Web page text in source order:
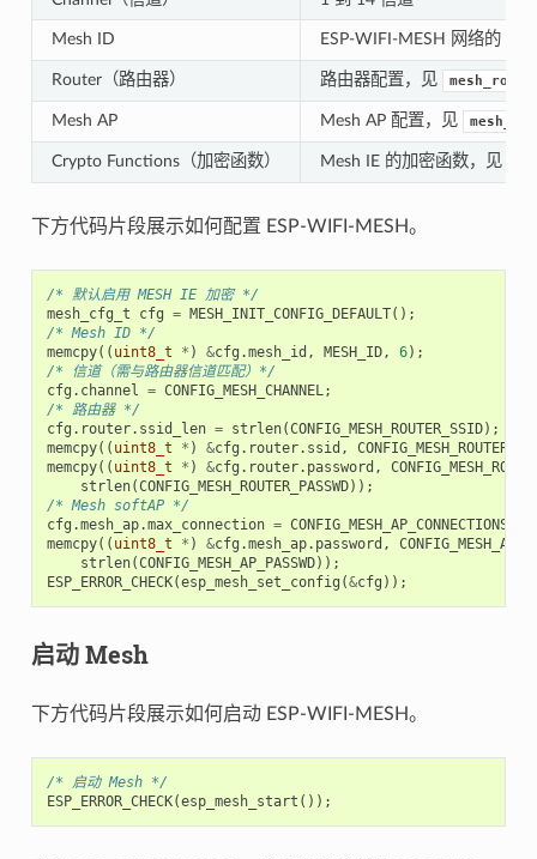
Mesh ID ESP-WIFI-MESH 网络的 ID
Router（路由器） 路由器配置，见
Mesh AP Mesh AP 配置，见
Crypto Functions（加密函数） Mesh IE 的加密函数，见
下方代码片段展示如何配置 ESP-WIFI-MESH。
/* 默认启用 MESH IE 加密 */
mesh_cfg_t
cfg = MESH_INIT_CONFIG_DEFAULT();
/* Mesh ID */
memcpy(( uint8_t * ) &cfg .mesh_id , MESH_ID, 6);
/* 信道（需与路由器信道匹配）*/
cfg . channel = CONFIG_MESH_CHANNEL;
/* 路由器 */
cfg . router. ssid_len = strlen(CONFIG_MESH_ROUTER_SSID);
memcpy(( uint8_t * ) &cfg . router. ssid ,
memcpy(( uint8_t * ) &cfg . router. password ,
strlen(CONFIG_MESH_ROUTER_PASSWD));
/* Mesh softAP */
cfg .mesh_ap.max_connection = CONFIG_MESH_AP_CONNECTIONS
memcpy(( uint8_t * ) &cfg .mesh_ap. password ,
strlen(CONFIG_MESH_AP_PASSWD));
ESP_ERROR_CHECK(esp_mesh_set_config (&cfg ));
启动 Mesh
下方代码片段展示如何启动 ESP-WIFI-MESH。
/* 启动 Mesh */
ESP_ERROR_CHECK(esp_mesh_start ());